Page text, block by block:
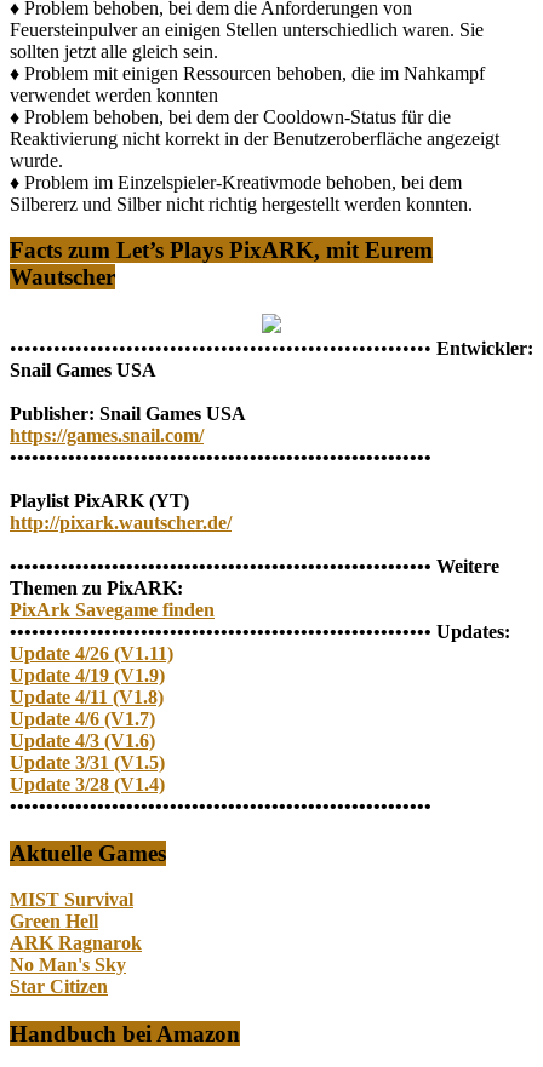
♦ Problem behoben, bei dem die Anforderungen von
Feuersteinpulver an einigen Stellen unterschiedlich waren. Sie
sollten jetzt alle gleich sein.
♦ Problem mit einigen Ressourcen behoben, die im Nahkampf
verwendet werden konnten
♦ Problem behoben, bei dem der Cooldown-Status für die
Reaktivierung nicht korrekt in der Benutzeroberfläche angezeigt
wurde.
♦ Problem im Einzelspieler-Kreativmode behoben, bei dem
Silbererz und Silber nicht richtig hergestellt werden konnten.
Facts zum Let’s Plays PixARK, mit Eurem
Wautscher
•••••••••••••••••••••••••••••••••••••••••••••••••••••••••• Entwickler:
Snail Games USA
Publisher: Snail Games USA
https://games.snail.com/
••••••••••••••••••••••••••••••••••••••••••••••••••••••••••
Playlist PixARK (YT)
http://pixark.wautscher.de/
•••••••••••••••••••••••••••••••••••••••••••••••••••••••••• Weitere
Themen zu PixARK:
PixArk Savegame finden
•••••••••••••••••••••••••••••••••••••••••••••••••••••••••• Updates:
Update 4/26 (V1.11)
Update 4/19 (V1.9)
Update 4/11 (V1.8)
Update 4/6 (V1.7)
Update 4/3 (V1.6)
Update 3/31 (V1.5)
Update 3/28 (V1.4)
••••••••••••••••••••••••••••••••••••••••••••••••••••••••••
Aktuelle Games
MIST Survival
Green Hell
ARK Ragnarok
No Man's Sky
Star Citizen
Handbuch bei Amazon